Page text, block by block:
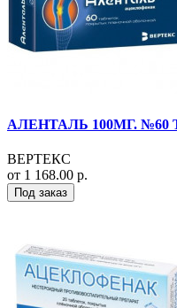
АЛЕНТАЛЬ 100МГ. №60
ВЕРТЕКС
от 1 168.00 р.
Под заказ